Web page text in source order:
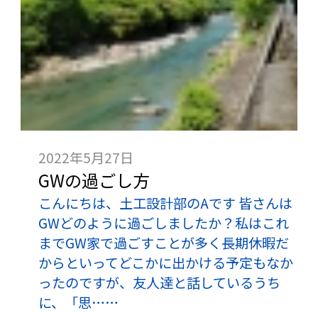
2022年5月27日
GWの過ごし方
こんにちは、土工設計部のAです 皆さんは
GWどのように過ごしましたか？私はこれ
までGW家で過ごすことが多く長期休暇だ
からといってどこかに出かける予定もなか
ったのですが、友人達と話しているうち
に、「思……